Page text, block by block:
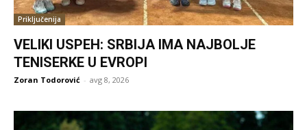
Priključenija
VELIKI USPEH: SRBIJA IMA NAJBOLJE
TENISERKE U EVROPI
Zoran Todorović - avg 8, 2026